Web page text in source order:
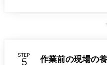
STEP 作業前の現場の